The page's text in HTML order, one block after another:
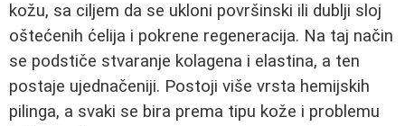
kožu, sa ciljem da se ukloni površinski ili dublji sloj
oštećenih ćelija i pokrene regeneracija. Na taj način
se podstiče stvaranje kolagena i elastina, a ten
postaje ujednačeniji. Postoji više vrsta hemijskih
pilinga, a svaki se bira prema tipu kože i problemu